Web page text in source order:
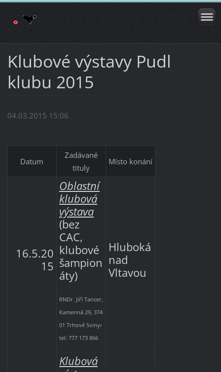
Klubové výstavy Pudl
klubu 2015
04.03.2015 15:06
Datum
Zadávané
tituly
Místo konání
16.5.20
15
Oblastní
klubová
výstava
(bez
CAC,
klubové
šampion
áty)
RNDr. Jiří Tancer,
Kamenná 29, 374
01 Trhové Sviny,
tel: 777 173 866
Hluboká
nad
Vltavou
Klubová